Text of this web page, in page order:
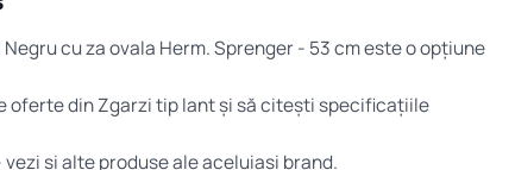
cu za ovala Herm. Sprenger - 53 cm este o opțiune
oferte dinZgarzi tip lantși să citești specificațiile
vezi și alte produse ale aceluiași brand.